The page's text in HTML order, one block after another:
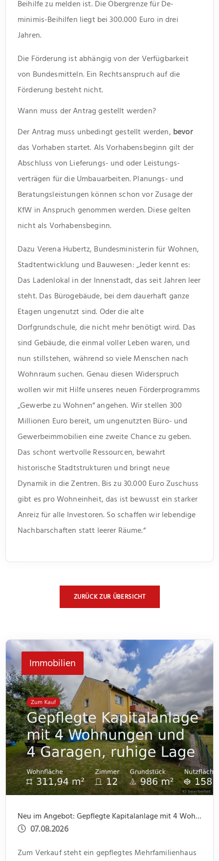
Beihilfe zu melden ist. Die Obergrenze für De-
minimis-Beihilfen liegt bei 300.000 Euro in drei
Jahren.
Die Förderung ist abhängig von der Verfügbarkeit
von Bundesmitteln. Ein Rechtsanspruch auf die
Förderung besteht nicht.
Wann muss der Antrag gestellt werden?
Der Antrag muss unbedingt gestellt werden, bevor
das Vorhaben startet. Als Vorhabens­beginn gilt der
Abschluss von Lieferungs- und oder Leistungs­
verträgen für die Umbau­arbeiten. Planungs- und
Beratungs­leistungen können schon vor Zusage der
KfW in Anspruch genommen werden. Diese gelten
nicht als Vorhabensbeginn.
Dazu Verena Hubertz, Bundesministerin für Wohnen,
Stadtentwicklung und Bauwesen: „Jeder kennt es:
Das Ladenlokal in der Innenstadt, das seit Jahren leer
steht. Das Bürogebäude, bei dem dauerhaft ganze
Etagen ungenutzt sind. Oder die alte
Dorfgrundschule, die nicht mehr benötigt wird. Das
sind Gebäude, die einmal voller Leben waren, und
nun stillstehen, während so viele Menschen nach
Wohnraum suchen. Genau diesen Widerspruch
wollen wir mit Hilfe unseres neuen Förderprogramms
„Gewerbe zu Wohnen“ angehen. Wir stellen 300
Millionen Euro bereit, um ungenutzten Büro- und
Gewerbeimmobilien eine zweite Chance zu geben.
Das schont wertvolle Ressourcen, bewahrt
historische Stadtstrukturen und bringt neue
Dynamik in die Zentren. Bis zu 30.000 Euro Zuschuss
gibt es pro Wohneinheit, das ist bewusst ein starker
Anreiz für alle Investoren. So schaffen wir lebendige
Nachbarschaften statt leerer Räume.“
ZURÜCK ZUR ÜBERSICHT
Immobilien
Neu im Angebot: Gepflegte Kapitalanlage mit 4 Wohnungen und 4 Garagen, ruhige Lage
07.08.2026
Zum Verkauf steht ein gepflegtes Mehrfamilienhaus